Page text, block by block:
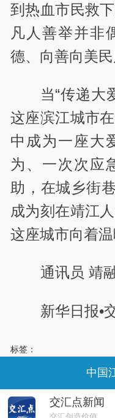
到热血市民救
凡人善举并非
德、向善向美民
当“传递大
这座滨江城市
中成为一座大
为、一次次应
助，在城乡街
成为刻在靖江
这座城市向着温
通讯员 靖
新华日报•
标签：
交汇点新闻
中国